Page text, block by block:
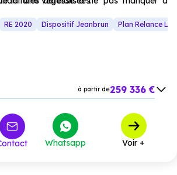
RE 2020 Dispositif Jeanbrun Plan Relance
à partir de259 336 €
Whatsapp Voir +